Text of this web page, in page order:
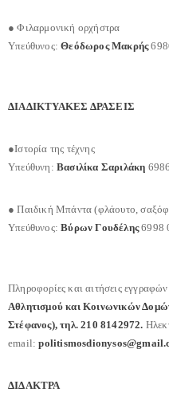
● Φιλαρμονική ορχήστρα
Υπεύθυνος: Θεόδωρος Μακρής
ΔΙΑΔΙΚΤΥΑΚΕΣ ΔΡΑΣΕΙΣ
●Ιστορία της τέχνης
Υπεύθυνη: Βασιλίκα Σαριλάκη
● Παιδική Μπάντα (φλάουτο,
Υπεύθυνος: Βύρων Γουδέλης 6998
Πληροφορίες και αιτήσεις
Αθλητισμού και Κοινωνικών
Στέφανος), τηλ. 210 8142972.
email: politismosdionysos@
ΔΙΔΑΚΤΡΑ